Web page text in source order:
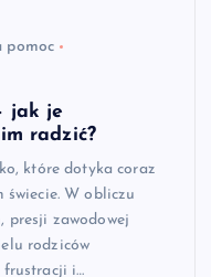
pomoc
jak je
radzić?
które dotyka coraz
świecie. W obliczu
presji zawodowej
rodziców
frustracji i…